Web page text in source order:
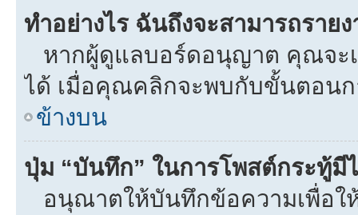
ทำอย่างไร ฉันถึงจะสามารถรา
หากผู้ดูแลบอร์ดอนุญาต คุณจะเ
ได้ เมื่อคุณคลิกจะพบกับขั้นตอนก
ข้างบน
ปุ่ม “บันทึก” ในการโพสต์กระทู้มี
อนุณาตให้บันทึกข้อความเพื่อใ